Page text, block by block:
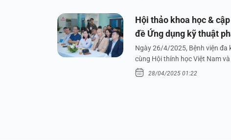
Hội thảo khoa học &
đề Ứng dụng kỹ thuật
dưới nước
Ngày 26/4/2025, Bệnh viện đa
cùng Hội thính học Việt Nam
28/04/2025 01:22